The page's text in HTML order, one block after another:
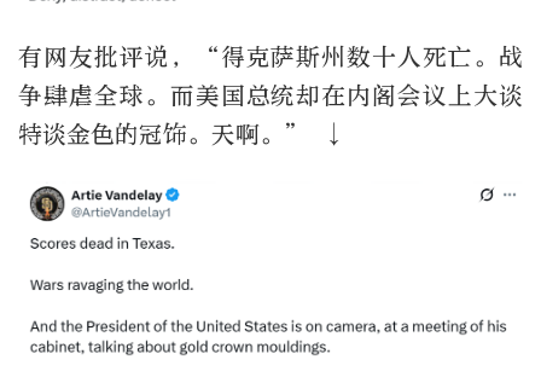
有网友批评说，“得克萨斯州数十人死亡。战
争肆虐全球。而美国总统却在内阁会议上大谈
特谈金色的冠饰。天啊。” ↓